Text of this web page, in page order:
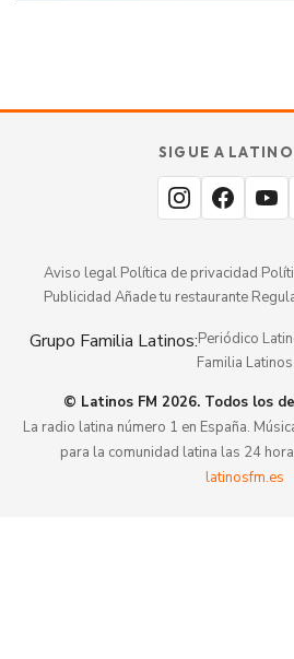
TU
ESTAR
SIGUE A
Aviso legal· Política de privacidad
Publicidad Añade tu restaurante·
Grupo Familia Latinos:Periódico
Familia Latinos
© Latinos FM 2026. Todos los
La radio latina número 1 en España.
para la comunidad latina las 24
latinosfm.es